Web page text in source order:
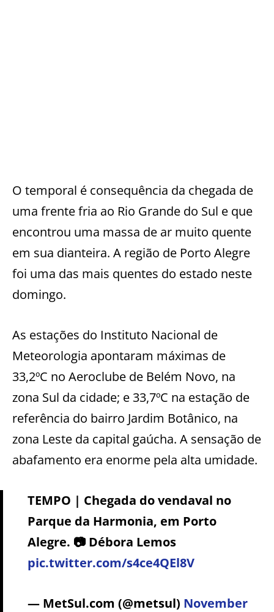
O temporal é consequência da chegada de
uma frente fria ao Rio Grande do Sul e que
encontrou uma massa de ar muito quente
em sua dianteira. A região de Porto Alegre
foi uma das mais quentes do estado neste
domingo.
As estações do Instituto Nacional de
Meteorologia apontaram máximas de
33,2ºC no Aeroclube de Belém Novo, na
zona Sul da cidade; e 33,7ºC na estação de
referência do bairro Jardim Botânico, na
zona Leste da capital gaúcha. A sensação de
abafamento era enorme pela alta umidade.
TEMPO | Chegada do vendaval no
Parque da Harmonia, em Porto
Alegre. 📷 Débora Lemos
pic.twitter.com/s4ce4QEl8V
— MetSul.com (@metsul) November